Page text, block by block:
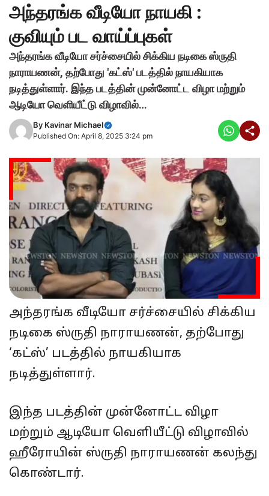
அந்தரங்க வீடியோ நாயகி :
குவியும் பட வாய்ப்புகள்
அந்தரங்க வீடியோ சர்ச்சையில் சிக்கிய நடிகை ஸ்ருதி
நாராயணன், தற்போது 'கட்ஸ்' படத்தில் நாயகியாக
நடித்துள்ளார். இந்த படத்தின் முன்னோட்ட விழா மற்றும்
ஆடியோ வெளியீட்டு விழாவில்…
By Kavinar Michael
Published On: April 8, 2025 3:24 pm
அந்தரங்க வீடியோ சர்ச்சையில் சிக்கிய
நடிகை ஸ்ருதி நாராயணன், தற்போது
‘கட்ஸ்’ படத்தில் நாயகியாக
நடித்துள்ளார்.
இந்த படத்தின் முன்னோட்ட விழா
மற்றும் ஆடியோ வெளியீட்டு விழாவில்
ஹீரோயின் ஸ்ருதி நாராயணன் கலந்து
கொண்டார்.